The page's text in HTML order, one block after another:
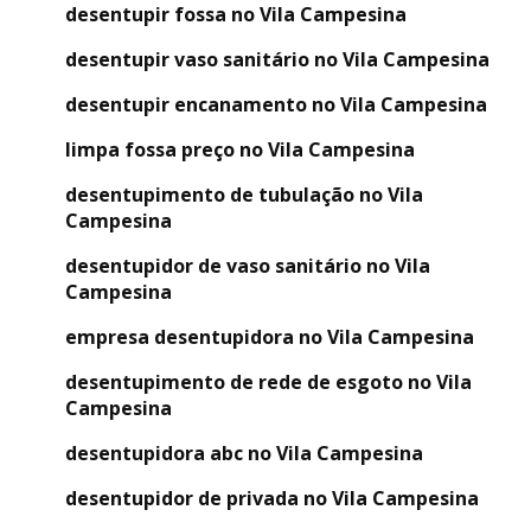
desentupir fossa no Vila Campesina
desentupir vaso sanitário no Vila Campesina
desentupir encanamento no Vila Campesina
limpa fossa preço no Vila Campesina
desentupimento de tubulação no Vila
Campesina
desentupidor de vaso sanitário no Vila
Campesina
empresa desentupidora no Vila Campesina
desentupimento de rede de esgoto no Vila
Campesina
desentupidora abc no Vila Campesina
desentupidor de privada no Vila Campesina